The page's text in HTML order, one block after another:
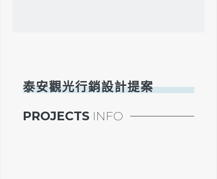
泰安觀光行銷設計提案
PROJECTS INFO